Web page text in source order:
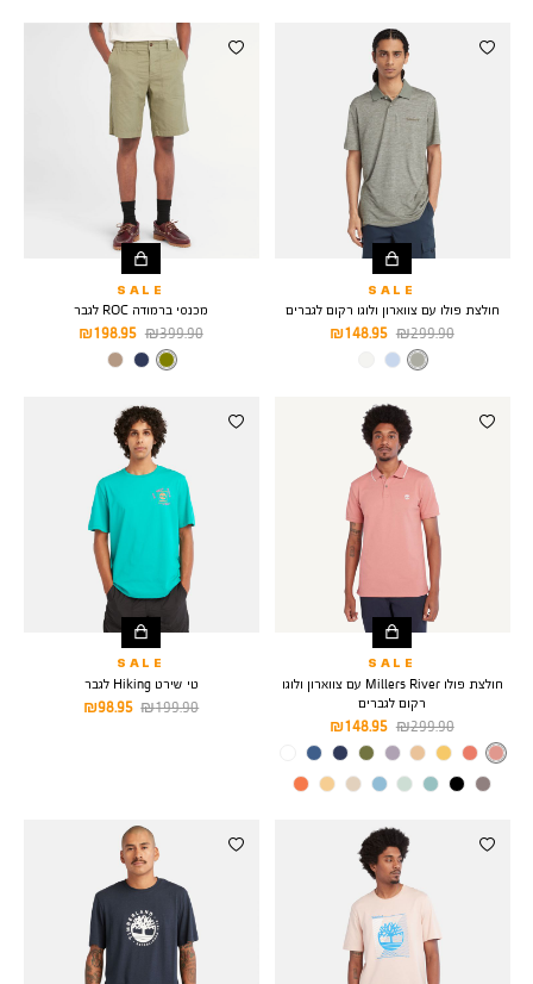
SALE
חולצת פולו עם צווארון ולוגו רקום לגברים
מחיר
מוצר
148.95 ₪
מחיר
299.90 ₪
צבע
Taupe
SALE
מכנסי ברמודה ROC לגבר
מחיר
מוצר
198.95 ₪
מחיר
399.90 ₪
צבע
CASSEL
SALE
חולצת פולו Millers River עם צווארון ולוגו
רקום לגברים
מחיר
מוצר
148.95 ₪
מחיר
רגיל
299.90 ₪
צבע
LIGHT
SALE
טי שירט Hiking לגבר
מחיר
98.95 ₪
מחיר
199.90 ₪